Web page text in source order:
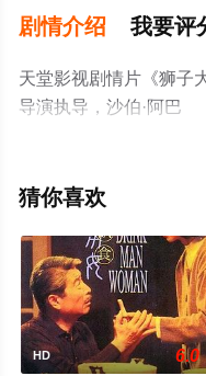
剧情介绍 我要评
天堂影视剧情片《狮子
导演执导，沙伯·阿巴
尔
集），手机免费观看高
网等平台了解。
猜你喜欢
HD 6.0